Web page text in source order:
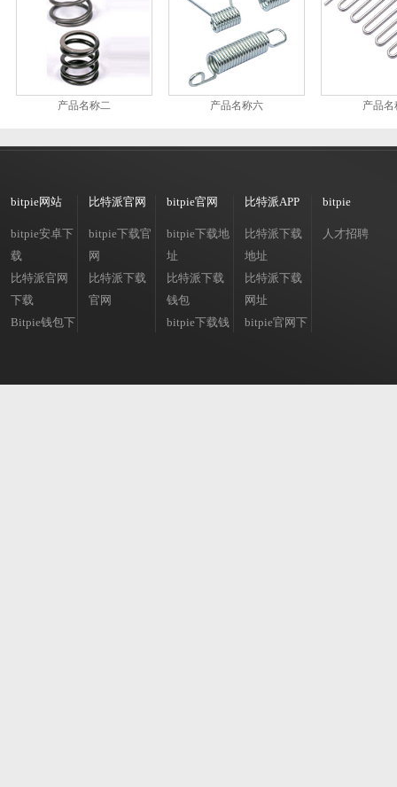
产品名称二 产品名称六 产品名
bitpie网站
bitpie安卓下
载
比特派官网
下载
Bitpie钱包下
下载
比特派官网
bitpie下载官
网
比特派下载
官网
bitpie官网
bitpie下载地
址
比特派下载
钱包
bitpie下载钱
比特派APP
比特派下载
地址
比特派下载
网址
bitpie官网下
包
bitpie
人才招聘